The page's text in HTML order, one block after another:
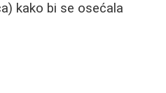
kako bi se osećala